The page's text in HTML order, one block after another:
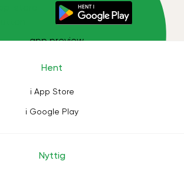
Hent
i App Store
i Google Play
Nyttig